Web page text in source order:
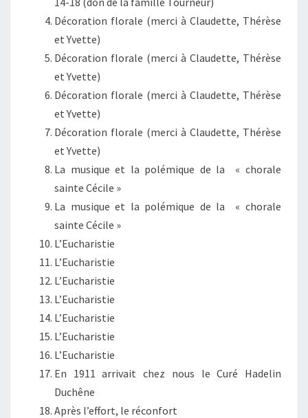
Décoration florale (merci à Claudette, Thérèse
et Yvette)
Décoration florale (merci à Claudette, Thérèse
et Yvette)
Décoration florale (merci à Claudette, Thérèse
et Yvette)
Décoration florale (merci à Claudette, Thérèse
et Yvette)
La musique et la polémique de la « chorale
sainte Cécile »
La musique et la polémique de la « chorale
sainte Cécile »
L’Eucharistie
L’Eucharistie
L’Eucharistie
L’Eucharistie
L’Eucharistie
L’Eucharistie
L’Eucharistie
En 1911 arrivait chez nous le Curé Hadelin
Duchêne
Après l’effort, le réconfort